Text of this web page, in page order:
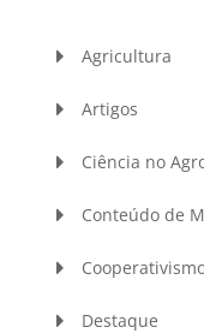
Agricultura
Artigos
Ciência no
Conteúdo de
Destaque